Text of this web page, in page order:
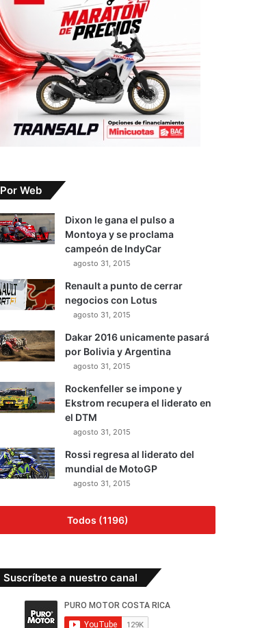
Por Web
Dixon le gana el pulso a
Montoya y se proclama
campeón de IndyCar
agosto 31, 2015
Renault a punto de cerrar
negocios con Lotus
agosto 31, 2015
Dakar 2016 unicamente pasará
por Bolivia y Argentina
agosto 31, 2015
Rockenfeller se impone y
Ekstrom recupera el liderato en
el DTM
agosto 31, 2015
Rossi regresa al liderato del
mundial de MotoGP
agosto 31, 2015
Todos (1196)
Suscríbete a nuestro canal